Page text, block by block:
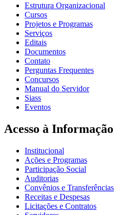
Estrutura Organizacional
Cursos
Projetos e Programas
Serviços
Editais
Documentos
Contato
Perguntas Frequentes
Concursos
Manual do Servidor
Siass
Eventos
Acesso à Informação
Institucional
Ações e Programas
Participação Social
Auditorias
Convênios e Transferências
Receitas e Despesas
Licitações e Contratos